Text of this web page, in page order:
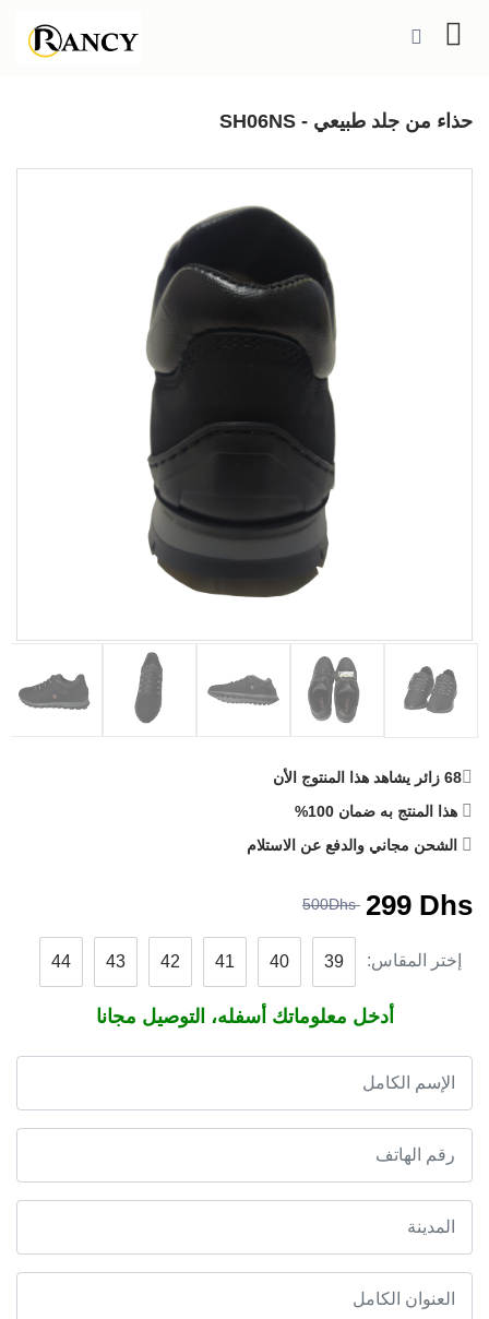
حذاء من جلد طبيعي - SH06NS
68 زائر يشاهد هذا المنتوج الأن
هذا المنتج به ضمان 100%
الشحن مجاني والدفع عن الاستلام
500Dhs 299 Dhs
إختر المقاس: 39
40
41
42
43
44
أدخل معلوماتك أسفله، التوصيل مجانا